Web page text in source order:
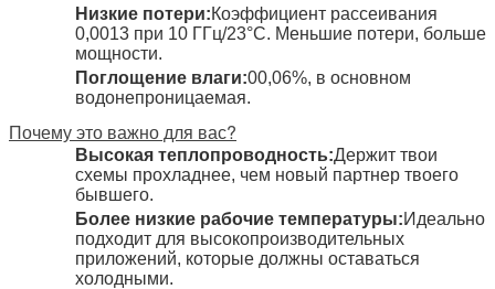
Низкие потери:Коэффициент рассеивания
0,0013 при 10 ГГц/23°С. Меньшие потери, больше
мощности.
Поглощение влаги:00,06%, в основном
водонепроницаемая.
Почему это важно для вас?
Высокая теплопроводность:Держит твои
схемы прохладнее, чем новый партнер твоего
бывшего.
Более низкие рабочие температуры:Идеально
подходит для высокопроизводительных
приложений, которые должны оставаться
холодными.